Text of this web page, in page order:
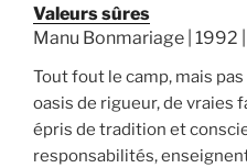
Valeurs sûres
Manu Bonmariage | 1992 |
Tout fout le camp, mais
oasis de rigueur, de vraies
épris de tradition et
responsabilités,